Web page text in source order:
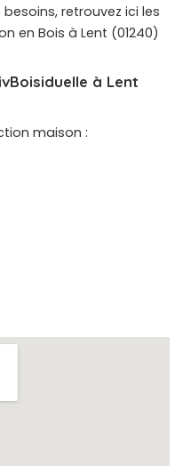
retrouvez ici les
en Bois à Lent (01240)
à Lent
maison :